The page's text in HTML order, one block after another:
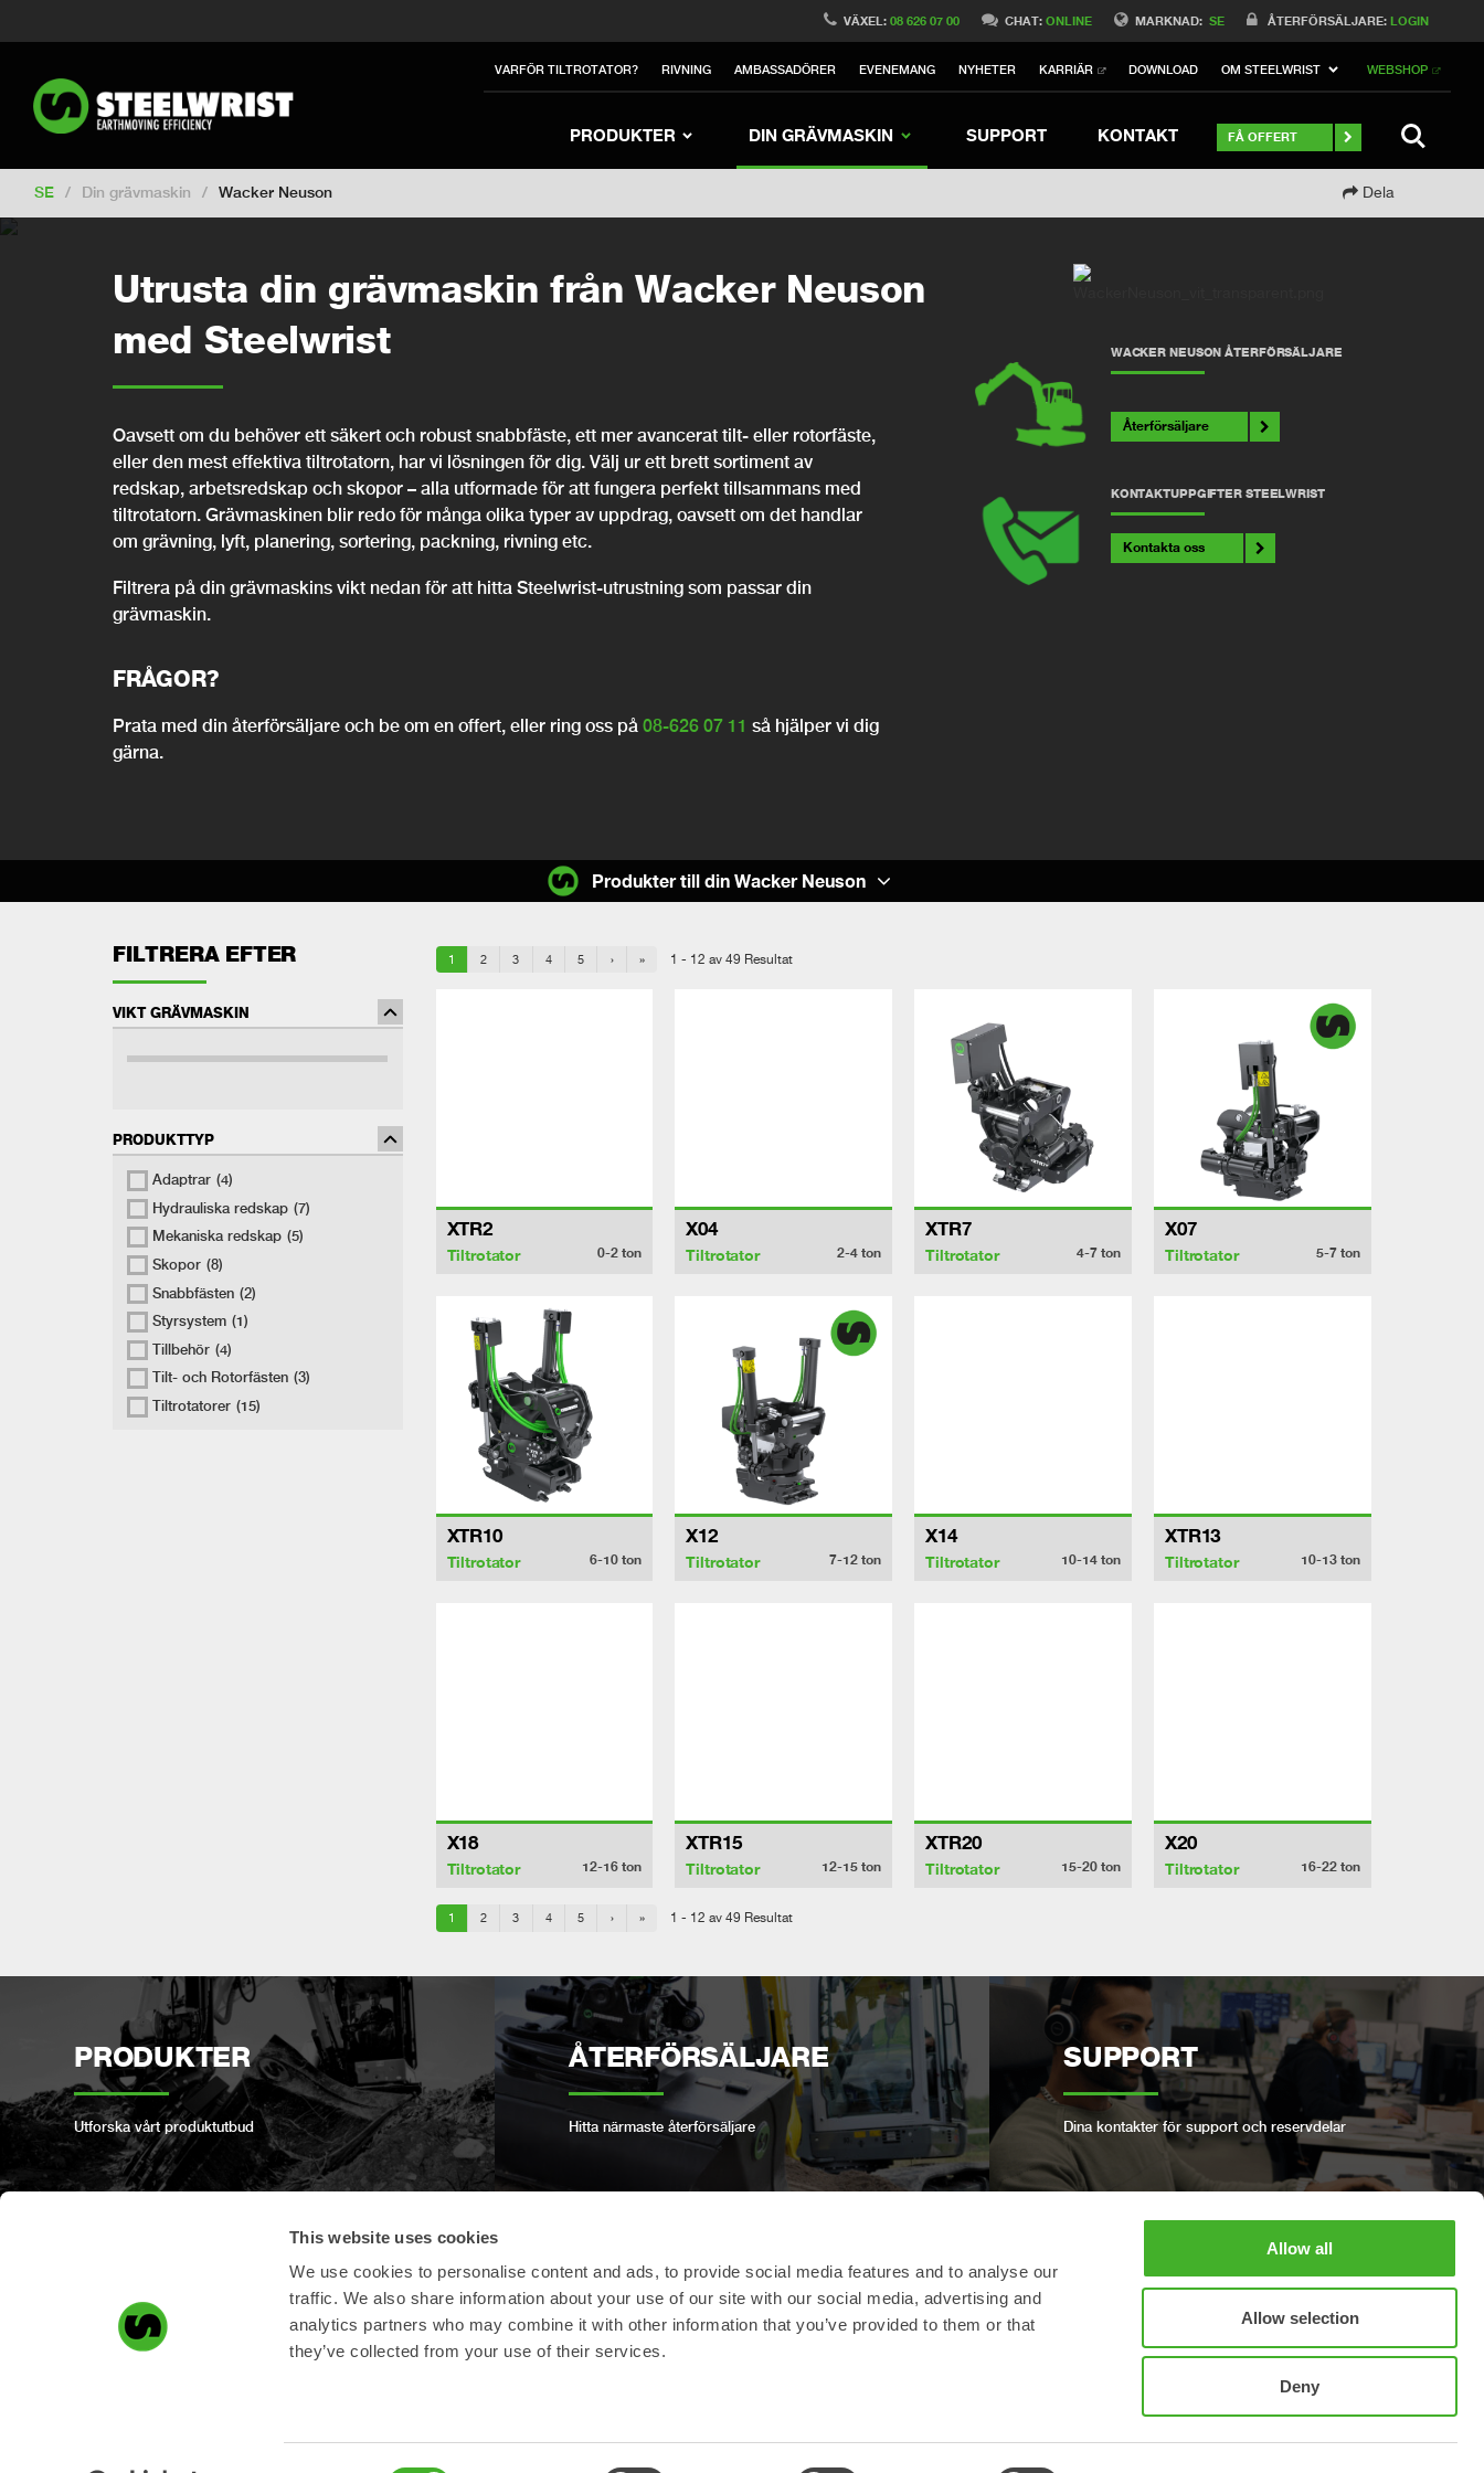
This website uses cookies
We use cookies to personalise content and ads, to provide social media features and to analyse our
traffic. We also share information about your use of our site with our social media, advertising and
analytics partners who may combine it with other information that you’ve provided to them or that
they’ve collected from your use of their services.
Allow all
Allow selection
Deny
MARKNAD: SE ÅTERFÖRSÄLJARE: LOGIN
VÄXEL:08 626 07 00 CHAT:ONLINE
VARFÖR TILTROTATOR? RIVNING AMBASSADÖRER EVENEMANG NYHETER KARRIÄR DOWNLOAD OM STEELWRIST WEBSHOP
PRODUKTER DIN GRÄVMASKIN SUPPORT KONTAKT FÅ OFFERT
Switch to Belgique
Switch to International Switch to United Kingdom Switch to Poland Switch to Norway Switch to North America
Switch to Korea Switch to Japan Switch to Italy Switch to Germany
Switch to France
SE / Din grävmaskin / Wacker Neuson Dela
Utrusta din grävmaskin från Wacker Neuson
med Steelwrist
Oavsett om du behöver ett säkert och robust snabbfäste, ett mer avancerat tilt- eller rotorfäste,
eller den mest effektiva tiltrotatorn, har vi lösningen för dig. Välj ur ett brett sortiment av
redskap, arbetsredskap och skopor – alla utformade för att fungera perfekt tillsammans med
tiltrotatorn. Grävmaskinen blir redo för många olika typer av uppdrag, oavsett om det handlar
om grävning, lyft, planering, sortering, packning, rivning etc.
Filtrera på din grävmaskins vikt nedan för att hitta Steelwrist-utrustning som passar din
grävmaskin.
FRÅGOR?
Prata med din återförsäljare och be om en offert, eller ring oss på 08-626 07 11 så hjälper vi dig
gärna.
WACKER NEUSON ÅTERFÖRSÄLJARE
Återförsäljare
KONTAKTUPPGIFTER STEELWRIST
Kontakta oss
FILTRERA EFTER
VIKT GRÄVMASKIN
PRODUKTTYP
Adaptrar (4)
Hydrauliska redskap (7)
Mekaniska redskap (5)
Skopor (8)
Snabbfästen (2)
Styrsystem (1)
Tillbehör (4)
Tilt- och Rotorfästen (3)
Tiltrotatorer (15)
1 2 3 4 5 › » 1 - 12 av 49 Resultat
XTR2
Tiltrotator 0-2ton
X04
Tiltrotator 2-4ton
XTR7
Tiltrotator 4-7ton
X07
Tiltrotator 5-7 ton
XTR10
Tiltrotator 6-10ton
X12
Tiltrotator 7-12ton
X14
Tiltrotator 10-14ton
XTR13
Tiltrotator 10-13 ton
X18
Tiltrotator 12-16ton
XTR15
Tiltrotator 12-15ton
XTR20
Tiltrotator 15-20ton
X20
Tiltrotator 16-22 ton
1 2 3 4 5 › » 1 - 12 av 49 Resultat
Produkter till din Wacker Neuson
PRODUKTER
Utforska vårt produktutbud
ÅTERFÖRSÄLJARE
Hitta närmaste återförsäljare
SUPPORT
Dina kontakter för support och reservdelar
REGISTRERA PRODUKT
Registrera din produkt här!
OPEN-S STANDARD
Vi följer den öppna industristandarden för
BOKA FULLSERVICE
Håll din Steelwrist i gott skick